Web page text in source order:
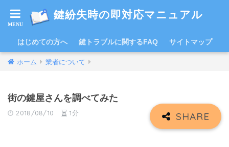
鍵紛失時の即対応マニュアル
はじめての方へ 鍵トラブルに関するFAQ サイトマップ
ホーム 業者について
街の鍵屋さんを調べてみた
2018/08/10 1分